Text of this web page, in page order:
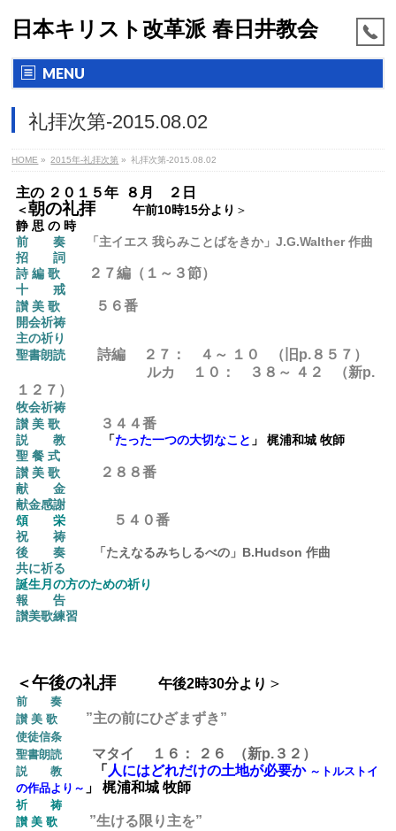
日本キリスト改革派 春日井教会
MENU
礼拝次第-2015.08.02
HOME » 2015年-礼拝次第 » 礼拝次第-2015.08.02
主の ２０１５年 ８月 ２日
＜朝の礼拝 午前10時15分より ＞
静 思 の 時
前 奏
「主イエス 我らみことばをきか」J.G.Walther 作曲
招
詞
詩 編 歌
２７編（１～３節）
十 戒
讃 美 歌
５６番
開会祈祷
主の祈り
聖書朗読
詩編
２７： ４～ １０ （旧p.８５７）
ルカ １０： ３８～ ４２ （新p.
１２７）
牧会祈祷
讃 美 歌
３４４番
説 教 「たった一つの大切なこと 」 梶浦和城 牧師
聖 餐 式
讃 美 歌
２８８番
献 金
献金感謝
頌 栄
５４０番
祝 祷
後
奏
「たえなるみちしるべの」B.Hudson 作曲
共に祈る
誕生月の方のための祈り
報 告
讃美歌練習
＜午後の礼拝 午後2時30分より ＞
前 奏
讃 美 歌
”主の前にひざまずき”
使徒信条
聖書朗読
マタイ １６： ２６ （新p.３２）
説 教 「 人にはどれだけの土地が必要か ～トルストイ
の作品より～ 」梶浦和城 牧師
祈
祷
讃 美 歌
”生ける限り主を”